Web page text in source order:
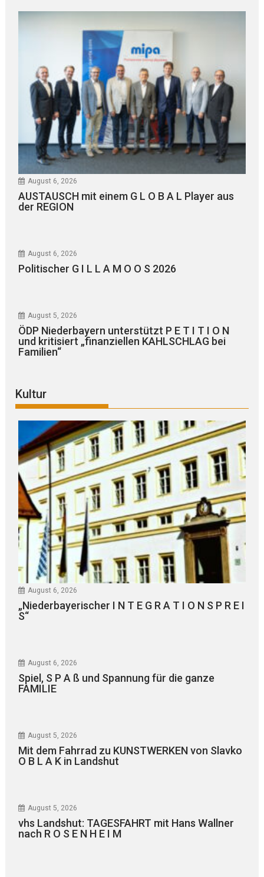
August 6, 2026
AUSTAUSCH mit einem G L O B A L Player aus
der REGION
August 6, 2026
Politischer G I L L A M O O S 2026
August 5, 2026
ÖDP Niederbayern unterstützt P E T I T I O N
und kritisiert „finanziellen KAHLSCHLAG bei
Familien“
Kultur
August 6, 2026
„Niederbayerischer I N T E G R A T I O N S P R E I
S“
August 6, 2026
Spiel, S P A ß und Spannung für die ganze
FAMILIE
August 5, 2026
Mit dem Fahrrad zu KUNSTWERKEN von Slavko
O B L A K in Landshut
August 5, 2026
vhs Landshut: TAGESFAHRT mit Hans Wallner
nach R O S E N H E I M